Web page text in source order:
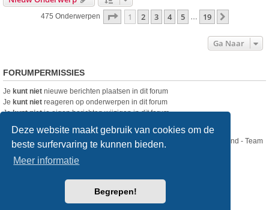
Deze website maakt gebruik van cookies om de
beste surfervaring te kunnen bieden.
Meer informatie
Begrepen!
475 Onderwerpen Pagina Van19
1 2 3 4 5 19
Ga Naar
FORUMPERMISSIES
Je kunt niet nieuwe berichten plaatsen in dit forum
Je kunt niet reageren op onderwerpen in dit forum
Jekunt nietje eigen berichten wijzigen in dit forum
Nikon Club Nederland - Team
Forum
Copyright © Nikon Club Nederland 2023
® Forum Software © phpBB Limited
created by INVENTEA & v12mike